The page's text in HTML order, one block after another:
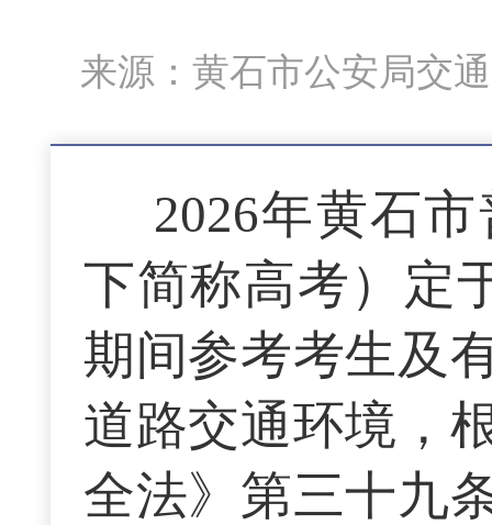
来源：黄石市公安局交
2026年黄石
下简称高考）定
期间参考考生及
道路交通环境，
全法》第三十九